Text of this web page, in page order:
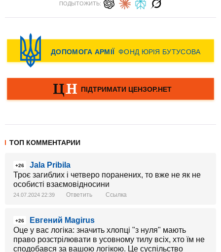
ПОДЫТОЖИТЬ:
ТОП КОММЕНТАРИИ
+26
Jala Pribila
Троє загиблих і четверо поранених, то вже не як не
особисті взаємовідносини
24.07.2024 22:39 Ответить Ссылка
+26
Евгений Magirus
Оце у вас логіка: значить хлопці "з нуля" мають
право розстрілювати в усовному тилу всіх, хто їм не
сподобався за вашою логікою. Це суспільство